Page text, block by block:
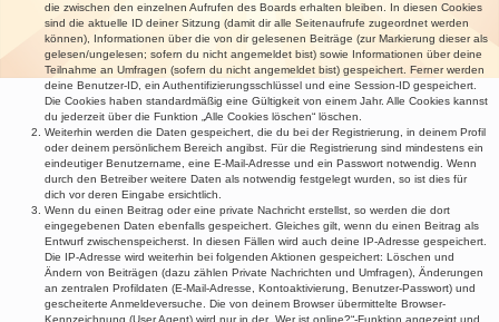
die zwischen den einzelnen Aufrufen des Boards erhalten bleiben. In diesen Cookies
sind die aktuelle ID deiner Sitzung (damit dir alle Seitenaufrufe zugeordnet werden
können), Informationen über die von dir gelesenen Beiträge (zur Markierung dieser als
gelesen/ungelesen; sofern du nicht angemeldet bist) sowie Informationen über deine
Teilnahme an Umfragen (sofern du nicht angemeldet bist) gespeichert. Ferner werden
deine Benutzer-ID, ein Authentifizierungsschlüssel und eine Session-ID gespeichert.
Die Cookies haben standardmäßig eine Gültigkeit von einem Jahr. Alle Cookies kannst
du jederzeit über die Funktion „Alle Cookies löschen“ löschen.
Weiterhin werden die Daten gespeichert, die du bei der Registrierung, in deinem Profil
oder deinem persönlichem Bereich angibst. Für die Registrierung sind mindestens ein
eindeutiger Benutzername, eine E-Mail-Adresse und ein Passwort notwendig. Wenn
durch den Betreiber weitere Daten als notwendig festgelegt wurden, so ist dies für
dich vor deren Eingabe ersichtlich.
Wenn du einen Beitrag oder eine private Nachricht erstellst, so werden die dort
eingegebenen Daten ebenfalls gespeichert. Gleiches gilt, wenn du einen Beitrag als
Entwurf zwischenspeicherst. In diesen Fällen wird auch deine IP-Adresse gespeichert.
Die IP-Adresse wird weiterhin bei folgenden Aktionen gespeichert: Löschen und
Ändern von Beiträgen (dazu zählen Private Nachrichten und Umfragen), Änderungen
an zentralen Profildaten (E-Mail-Adresse, Kontoaktivierung, Benutzer-Passwort) und
gescheiterte Anmeldeversuche. Die von deinem Browser übermittelte Browser-
Kennzeichnung (User Agent) wird nur in der „Wer ist online?“-Funktion angezeigt und